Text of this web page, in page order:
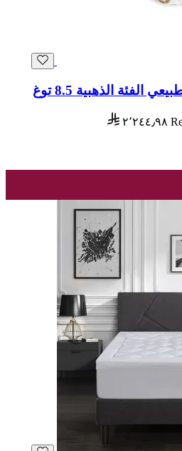
الذهبية 8.5 توغ
٢٬٢٤٤٫٩٨